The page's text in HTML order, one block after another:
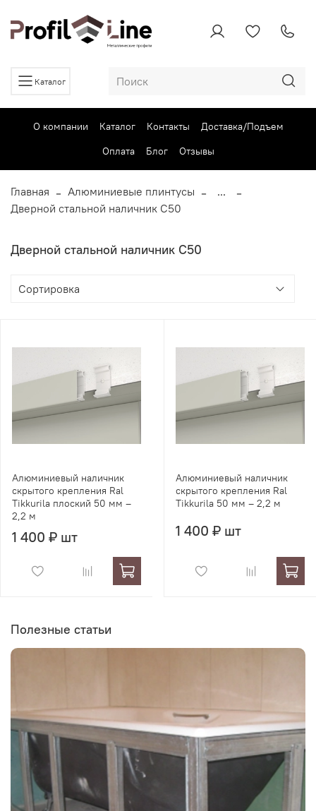
Каталог
О компании Каталог Контакты
Доставка/Подъем
Оплата
Блог Отзывы
Главная Алюминиевые плинтусы
...
Дверной стальной наличник C50
Дверной стальной наличник C50
Алюминиевый наличник
скрытого крепления Ral
Tikkurila плоский 50 мм –
2,2 м
1 400 ₽ шт
Алюминиевый наличник
скрытого крепления Ral
Tikkurila 50 мм – 2,2 м
1 400 ₽ шт
Полезные статьи